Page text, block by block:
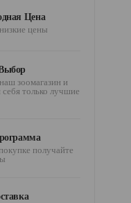
Цена
цены
зоомагазин и
себя только лучшие
получайте